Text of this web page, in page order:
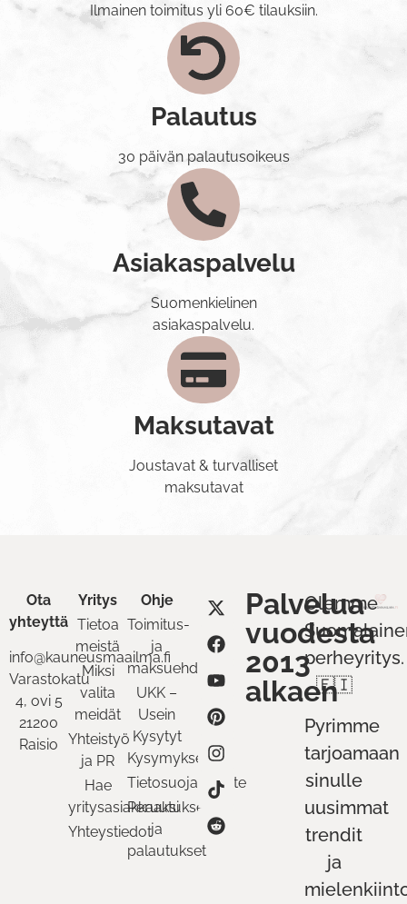
Ilmainen toimitus yli 60€ tilauksiin.
Palautus
30 päivän palautusoikeus
Asiakaspalvelu
Suomenkielinen
asiakaspalvelu.
Maksutavat
Joustavat & turvalliset
maksutavat
Ota
yhteyttä
info@kauneusmaailma.fi
Varastokatu
4, ovi 5
21200
Raisio
Yritys
Tietoa
meistä
Miksi
valita
meidät
Yhteistyö
ja PR
Hae
yritysasiakkaaksi
Yhteystiedot
Ohje
Toimitus-
ja
maksuehdot
UKK –
Usein
Kysytyt
Kysymykset
Tietosuojaseloste
Peruutukset
ja
palautukset
Palvelua
vuodesta
2013
alkaen
Olemme
perheyritys.
🇫🇮
Pyrimme
tarjoamaan
sinulle
uusimmat
trendit
ja